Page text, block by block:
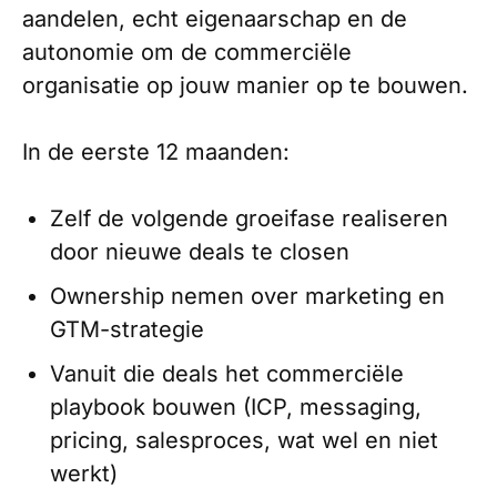
aandelen, echt eigenaarschap en de
autonomie om de commerciële
organisatie op jouw manier op te bouwen.
In de eerste 12 maanden:
Zelf de volgende groeifase realiseren
door nieuwe deals te closen
Ownership nemen over marketing en
GTM-strategie
Vanuit die deals het commerciële
playbook bouwen (ICP, messaging,
pricing, salesproces, wat wel en niet
werkt)